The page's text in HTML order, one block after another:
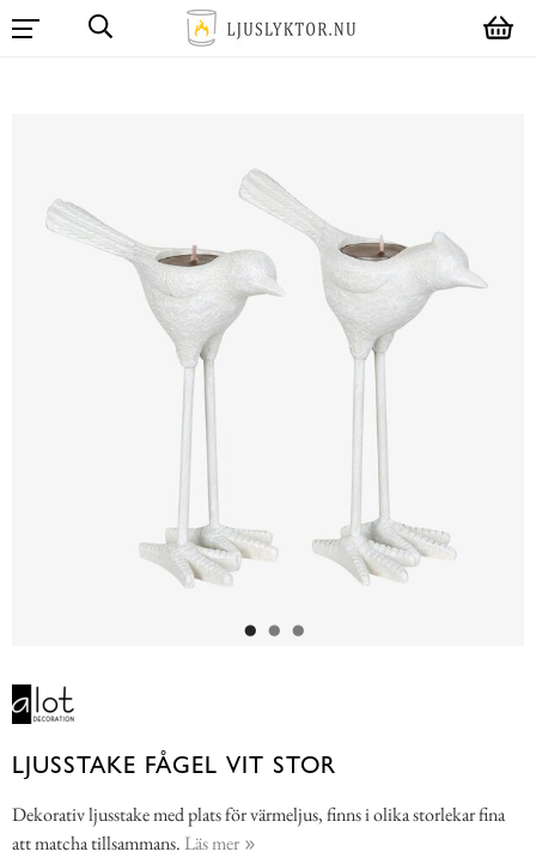
LJUSSTAKE FÅGEL VIT STOR
Dekorativ ljusstake med plats för värmeljus, finns i olika storlekar fina
att matcha tillsammans. Läs mer